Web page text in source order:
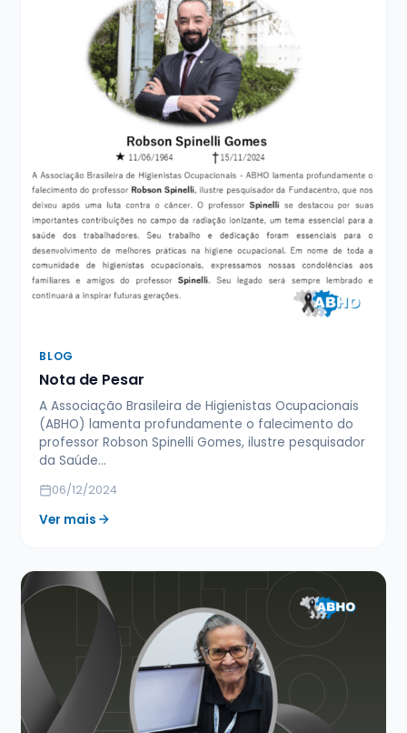
BLOG
Nota de Pesar
A Associação Brasileira de Higienistas Ocupacionais
(ABHO) lamenta profundamente o falecimento do
professor Robson Spinelli Gomes, ilustre pesquisador
da Saúde…
06/12/2024
Ver mais